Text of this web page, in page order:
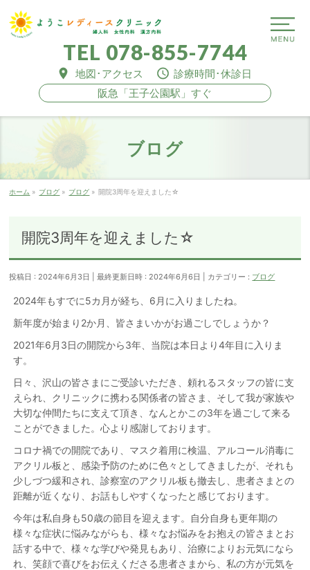
TEL 078-855-7744
地図･アクセス
診療時間･休診日
阪急「王子公園駅」すぐ
ブログ
ホーム » ブログ » ブログ » 開院3周年を迎えました☆
開院3周年を迎えました☆
投稿日 : 2024年6月3日 最終更新日時 : 2024年6月6日 カテゴリー : ブログ
2024年もすでに5カ月が経ち、6月に入りましたね。
新年度が始まり2か月、皆さまいかがお過ごしでしょうか？
2021年6月3日の開院から3年、当院は本日より4年目に入りま
す。
日々、沢山の皆さまにご受診いただき、頼れるスタッフの皆に支
えられ、クリニックに携わる関係者の皆さま、そして我が家族や
大切な仲間たちに支えて頂き、なんとかこの3年を過ごして来る
ことができました。心より感謝しております。
コロナ禍での開院であり、マスク着用に検温、アルコール消毒に
アクリル板と、感染予防のために色々としてきましたが、それも
少しづつ緩和され、診察室のアクリル板も撤去し、患者さまとの
距離が近くなり、お話もしやすくなったと感じております。
今年は私自身も50歳の節目を迎えます。自分自身も更年期の
様々な症状に悩みながらも、様々なお悩みをお抱えの皆さまとお
話する中で、様々な学びや発見もあり、治療によりお元気になら
れ、笑顔で喜びをお伝えくださる患者さまから、私の方が元気を